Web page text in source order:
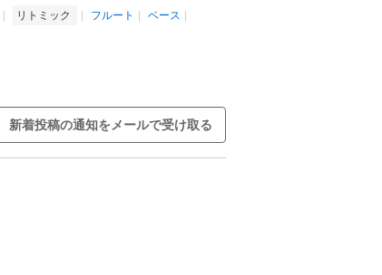
リトミック フルート
ベース
新着投稿の通知をメールで受け取る